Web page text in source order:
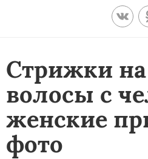
Стрижки
волосы с
женские
фото